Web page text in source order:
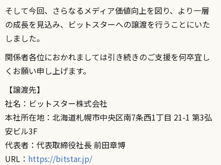
そして今回、さらなるメディア価値向上を図り、より一層
の成長を見込み、ビットスターへの譲渡を行うことにいた
しました。
関係者各位におかれましては引き続きのご支援を何卒宜し
くお願い申し上げます。
【譲渡先】
社名：ビットスター株式会社
本社所在地：北海道札幌市中央区南7条西1丁目 21-1 第3弘
安ビル3F
代表者：代表取締役社長 前田章博
URL： https://bitstar.jp/